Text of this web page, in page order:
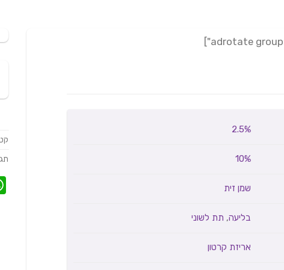
2.5%
10%
שמן זית
בליעה, תת לשוני
אריזת קרטון